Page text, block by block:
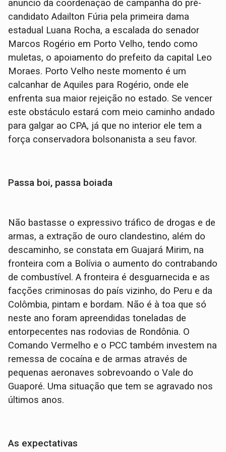
anuncio da coordenação de campanha do pré-
candidato Adailton Fúria pela primeira dama
estadual Luana Rocha, a escalada do senador
Marcos Rogério em Porto Velho, tendo como
muletas, o apoiamento do prefeito da capital Leo
Moraes. Porto Velho neste momento é um
calcanhar de Aquiles para Rogério, onde ele
enfrenta sua maior rejeição no estado. Se vencer
este obstáculo estará com meio caminho andado
para galgar ao CPA, já que no interior ele tem a
força conservadora bolsonanista a seu favor.
Passa boi, passa boiada
Não bastasse o expressivo tráfico de drogas e de
armas, a extração de ouro clandestino, além do
descaminho, se constata em Guajará Mirim, na
fronteira com a Bolívia o aumento do contrabando
de combustível. A fronteira é desguarnecida e as
facções criminosas do país vizinho, do Peru e da
Colômbia, pintam e bordam. Não é à toa que só
neste ano foram apreendidas toneladas de
entorpecentes nas rodovias de Rondônia. O
Comando Vermelho e o PCC também investem na
remessa de cocaína e de armas através de
pequenas aeronaves sobrevoando o Vale do
Guaporé. Uma situação que tem se agravado nos
últimos anos.
As expectativas